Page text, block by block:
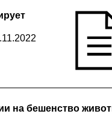
на бешенство